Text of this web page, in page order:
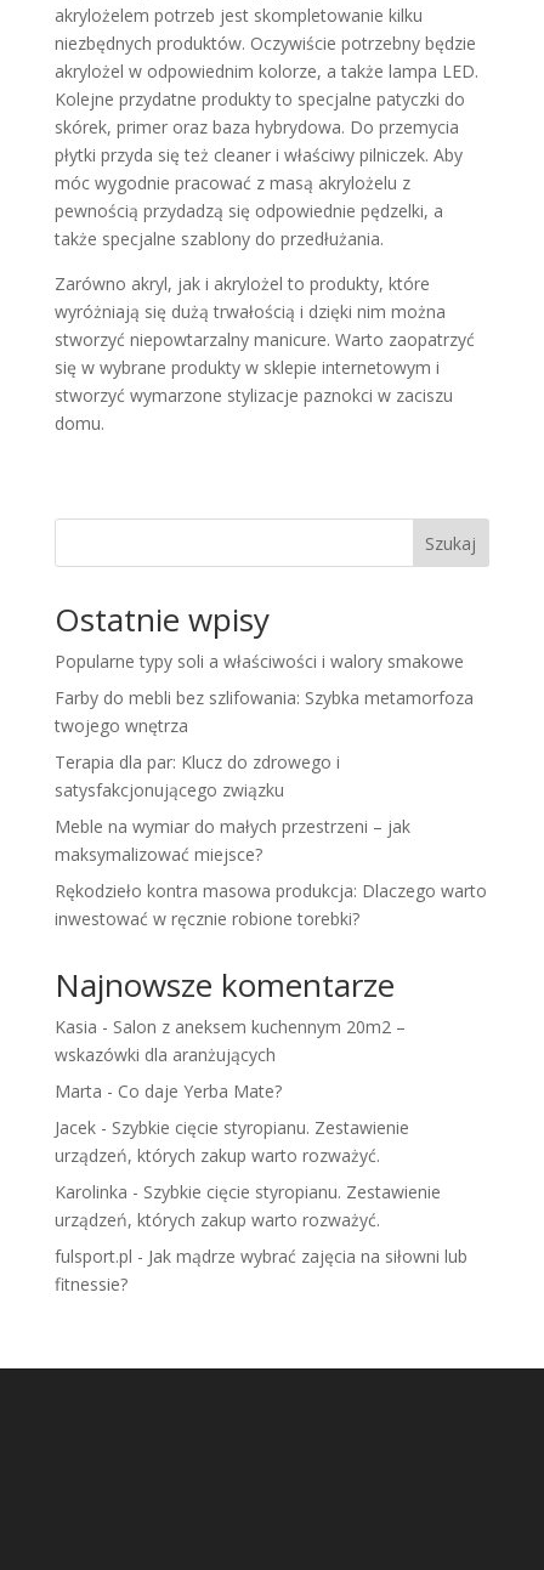
akrylożelem potrzeb jest skompletowanie kilku
niezbędnych produktów. Oczywiście potrzebny będzie
akrylożel w odpowiednim kolorze, a także lampa LED.
Kolejne przydatne produkty to specjalne patyczki do
skórek, primer oraz baza hybrydowa. Do przemycia
płytki przyda się też cleaner i właściwy pilniczek. Aby
móc wygodnie pracować z masą akrylożelu z
pewnością przydadzą się odpowiednie pędzelki, a
także specjalne szablony do przedłużania.
Zarówno akryl, jak i akrylożel to produkty, które
wyróżniają się dużą trwałością i dzięki nim można
stworzyć niepowtarzalny manicure. Warto zaopatrzyć
się w wybrane produkty w sklepie internetowym i
stworzyć wymarzone stylizacje paznokci w zaciszu
domu.
Szukaj
Ostatnie wpisy
Popularne typy soli a właściwości i walory smakowe
Farby do mebli bez szlifowania: Szybka metamorfoza
twojego wnętrza
Terapia dla par: Klucz do zdrowego i
satysfakcjonującego związku
Meble na wymiar do małych przestrzeni – jak
maksymalizować miejsce?
Rękodzieło kontra masowa produkcja: Dlaczego warto
inwestować w ręcznie robione torebki?
Najnowsze komentarze
Kasia - Salon z aneksem kuchennym 20m2 –
wskazówki dla aranżujących
Marta - Co daje Yerba Mate?
Jacek- Szybkie cięcie styropianu. Zestawienie
urządzeń, których zakup warto rozważyć.
Karolinka - Szybkie cięcie styropianu. Zestawienie
urządzeń, których zakup warto rozważyć.
fulsport.pl - Jak mądrze wybrać zajęcia na siłowni lub
fitnessie?